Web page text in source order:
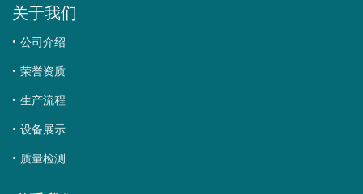
关于我们
公司介绍
荣誉资质
生产流程
设备展示
质量检测